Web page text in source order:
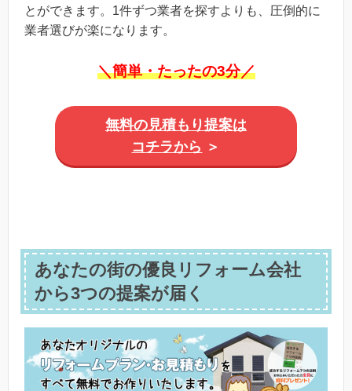
とができます。1件ずつ業者を探すよりも、圧倒的に
業者選びが楽になります。
＼簡単・たったの3分／
無料の見積もり提案は
コチラから ＞
あなたの街の優良リフォーム会社
から3つの提案が届く